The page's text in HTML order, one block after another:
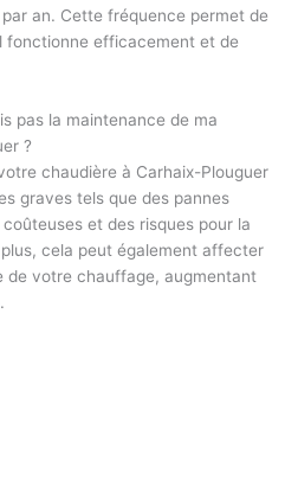
an. Cette fréquence permet de
fonctionne efficacement et de
pas la maintenance de ma
?
chaudière à Carhaix-Plouguer
graves tels que des pannes
et des risques pour la
cela peut également affecter
de votre chauffage, augmentant